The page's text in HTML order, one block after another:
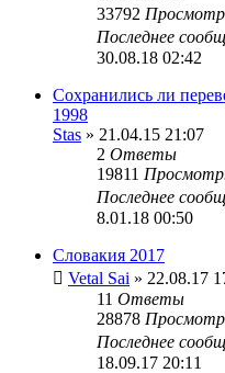
33792
Последнее
30.08.18 02:42
Сохранились ли
1998
Stas » 21.04.15 21:07
2 Ответы
19811
Последнее
8.01.18 00:50
Словакия 2017
Vetal Sai » 22.08.17
11 Ответы
28878
Последнее
18.09.17 20:11